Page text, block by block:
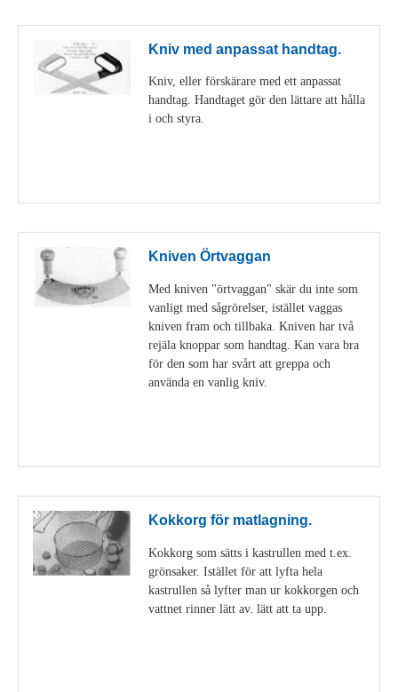
Kniv med anpassat handtag.
Kniv, eller förskärare med ett anpassat
handtag. Handtaget gör den lättare att hålla
i och styra.
Kniven Örtvaggan
Med kniven "örtvaggan" skär du inte som
vanligt med sågrörelser, istället vaggas
kniven fram och tillbaka. Kniven har två
rejäla knoppar som handtag. Kan vara bra
för den som har svårt att greppa och
använda en vanlig kniv.
Kokkorg för matlagning.
Kokkorg som sätts i kastrullen med t.ex.
grönsaker. Istället för att lyfta hela
kastrullen så lyfter man ur kokkorgen och
vattnet rinner lätt av. lätt att ta upp.